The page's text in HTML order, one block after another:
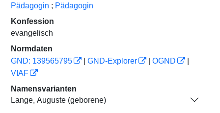
Pädagogin ; Pädagogin
Konfession
evangelisch
Normdaten
GND: 139565795
GND-Explorer OGND
VIAF
Namensvarianten
Lange, Auguste (geborene)